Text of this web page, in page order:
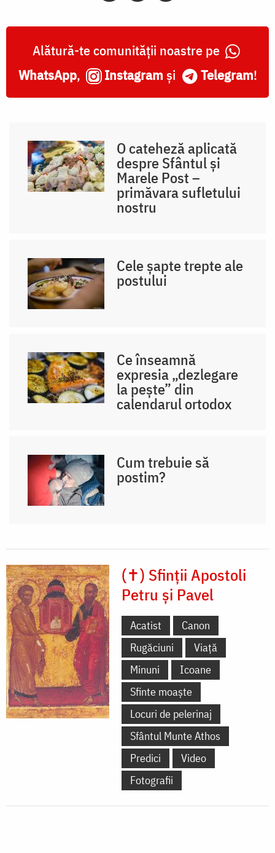
Alătură-te comunității noastre pe
WhatsApp, Instagram și Telegram!
O cateheză aplicată
despre Sfântul și
Marele Post –
primăvara sufletului
nostru
Cele șapte trepte ale
postului
Ce înseamnă
expresia „dezlegare
la peşte” din
calendarul ortodox
Cum trebuie să
postim?
(✝) Sfinții Apostoli
Petru și Pavel
Acatist
Canon
Rugăciuni
Viață
Minuni
Icoane
Sfinte moaște
Locuri de pelerinaj
Sfântul Munte Athos
Predici
Video
Fotografii